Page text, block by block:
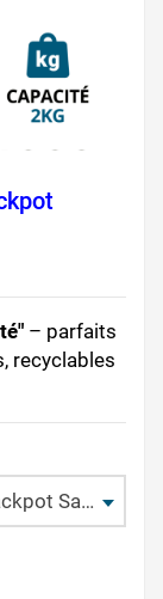
– parfaits
recyclables
- (2KG)